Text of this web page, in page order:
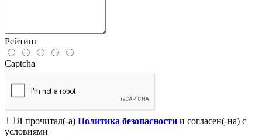
Рейтинг
Captcha
Я прочитал(-а) Политика безопасности и согласен(-на) с
условиями